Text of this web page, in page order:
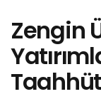
Zengin